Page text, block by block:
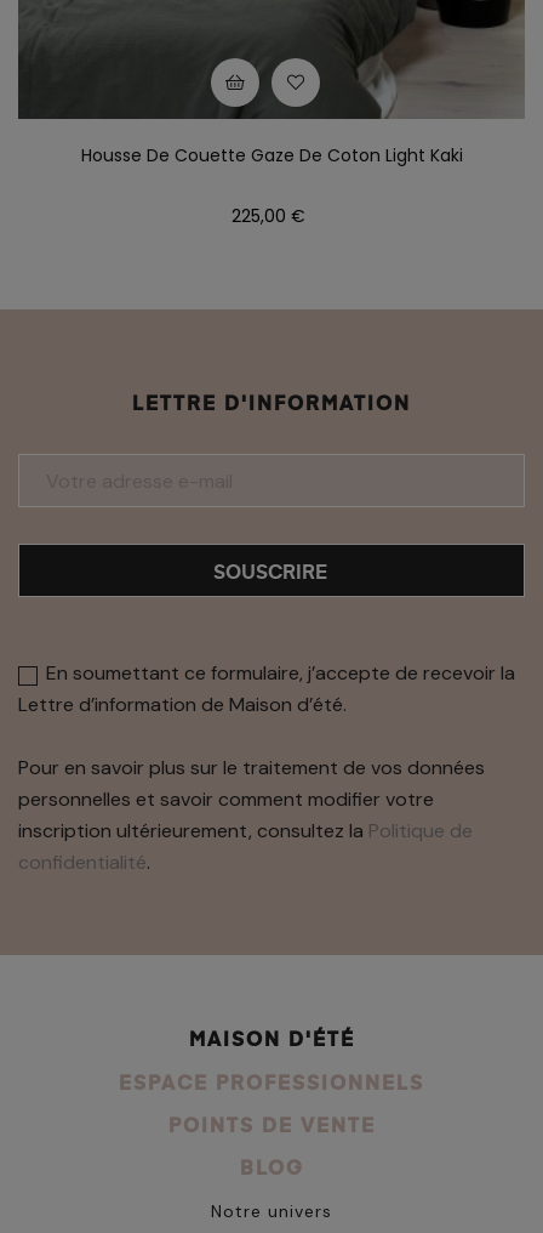
Housse De Couette Gaze De Coton Light Kaki
Prix
225,00 €
LETTRE D'INFORMATION
SOUSCRIRE
En soumettant ce formulaire, j’accepte de recevoir la
Lettre d’information de Maison d’été.
Pour en savoir plus sur le traitement de vos données
personnelles et savoir comment modifier votre
inscription ultérieurement, consultez la Politique de
confidentialité.
MAISON D'ÉTÉ
ESPACE PROFESSIONNELS
POINTS DE VENTE
BLOG
Notre univers